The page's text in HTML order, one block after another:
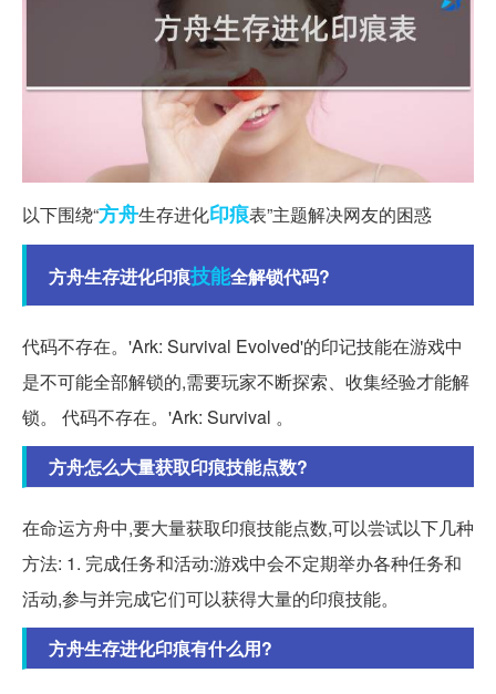
以下围绕“方舟生存进化印痕表”主题解决网友的困惑
方舟生存进化印痕技能全解锁代码?
代码不存在。'Ark: Survival Evolved'的印记技能在游戏中
是不可能全部解锁的,需要玩家不断探索、收集经验才能解
锁。 代码不存在。'Ark: Survival 。
方舟怎么大量获取印痕技能点数?
在命运方舟中,要大量获取印痕技能点数,可以尝试以下几种
方法: 1. 完成任务和活动:游戏中会不定期举办各种任务和
活动,参与并完成它们可以获得大量的印痕技能。
方舟生存进化印痕有什么用?